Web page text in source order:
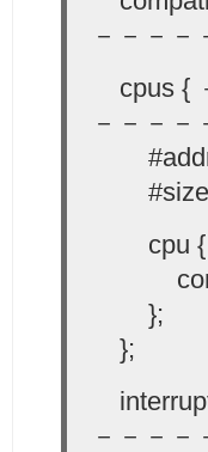
－－－－
cpus {
－－－－
#size-
cpu {
};
};
－－－－